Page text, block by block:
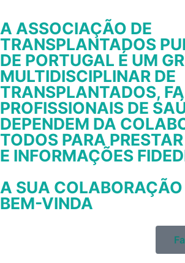
A ASSOCIAÇÃO DE
TRANSPLANTADOS
DE PORTUGAL É UM
MULTIDISCIPLINAR DE
TRANSPLANTADOS,
PROFISSIONAIS DE
DEPENDEM DA
TODOS PARA
E INFORMAÇÕES
A SUA COLABORAÇÃO
BEM-VINDA